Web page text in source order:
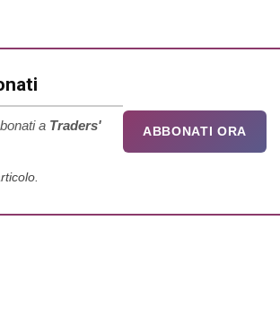
a Traders'
ABBONATI ORA